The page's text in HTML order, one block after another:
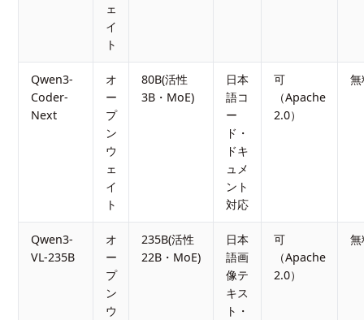
ェ
イ
ト
Qwen3-
Coder-
Next
オ
ー
プ
ン
ウ
ェ
イ
ト
80B(活性
3B・MoE)
日本
語コ
ー
ド・
ドキ
ュメ
ント
対応
可
（Apache
2.0）
無
Qwen3-
VL-235B
オ
ー
プ
ン
ウ
235B(活性
22B・MoE)
日本
語画
像テ
キス
ト・
可
（Apache
2.0）
無